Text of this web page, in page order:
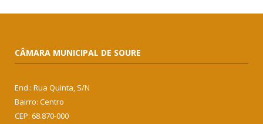
CÂMARA MUNICIPAL DE SOURE
End.: Rua Quinta, S/N
Bairro: Centro
CEP: 68.870-000